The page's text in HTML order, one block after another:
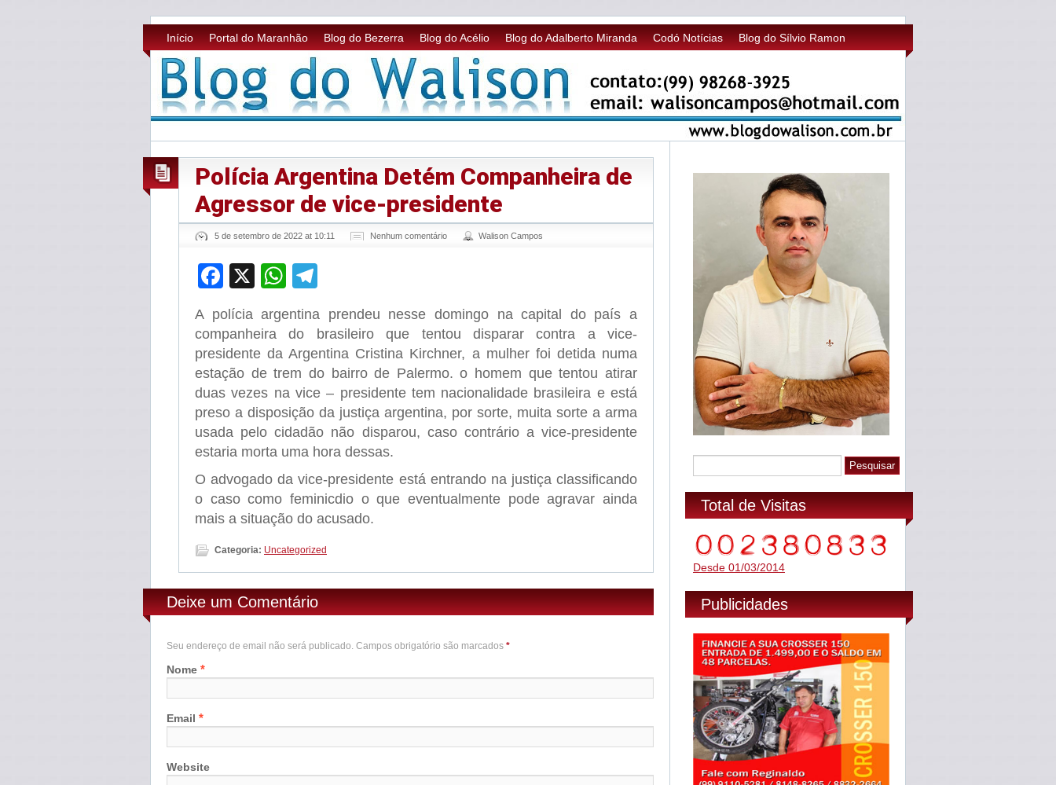
Início Portal do Maranhão Blog do Bezerra Blog do Acélio Blog do Adalberto Miranda Codó Notícias Blog do Sílvio Ramon
Polícia Argentina Detém Companheira de
Agressor de vice-presidente
5 de setembro de 2022 at 10:11 Nenhum comentário Walison Campos
Facebook
X WhatsApp
A polícia argentina prendeu nesse domingo na capital do país a
companheira do brasileiro que tentou disparar contra a vice-
presidente da Argentina Cristina Kirchner, a mulher foi detida numa
estação de trem do bairro de Palermo. o homem que tentou atirar
duas vezes na vice – presidente tem nacionalidade brasileira e está
preso a disposição da justiça argentina, por sorte, muita sorte a arma
usada pelo cidadão não disparou, caso contrário a vice-presidente
estaria morta uma hora dessas.
O advogado da vice-presidente está entrando na justiça classificando
o caso como feminicdio o que eventualmente pode agravar ainda
mais a situação do acusado.
Categoria: Uncategorized
Deixe um Comentário
Seu endereço de email não será publicado. Campos obrigatório são marcados *
Nome *
Email *
Website
Total de Visitas
Desde 01/03/2014
Publicidades